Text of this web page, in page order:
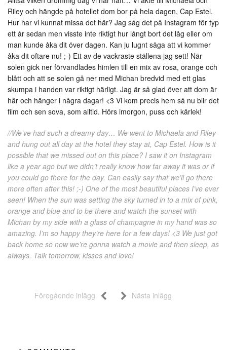
Riley och hängde på hotellet dom bor på hela dagen, Cap Estel.
Hur har vi kunnat missa det här? Jag såg det på Instagram för typ
ett år sedan men visste inte riktigt hur långt bort det låg eller om
man kunde åka dit över dagen. Kan ju lugnt säga att vi kommer
åka dit oftare nu! ;-) Ett av de vackraste ställena jag sett! När
solen gick ner förvandlades himlen till en mix av rosa, orange och
blått och att se solen gå ner med Michan bredvid med ett glas
skumpa i handen var riktigt härligt. Jag är så glad över att dom är
här och hänger i några dagar! <3 Vi kom precis hem så nu blir det
film och sen sova, som alltid. Hörs imorgon, puss och kärlek!
//We’ve had such a dreamy day… We went to Michaela and Riley
and hung out all day at the hotel they stay at, Cap Estel. How is it
possible that we missed out on this place? I saw it on Instagram
like a year ago but we didn’t really know how far away it was or if
you could go there for the day. Can easily say that we’ll go there
more often after this! ;-) One of the most beautiful places I’ve ever
seen! When the sun was setting the sky turned in to a mix of pink,
orange and blue and to be there and watch the sunset with
Michan by my side with a glass of champagne in my hand was so
amazing. I’m so happy they’re here for a few days! <3 We just got
back home so now we’re gonna watch a movie and then sleep, as
always. Talk tomorrow, kisses and love!
Föregående inlägg Nästa inlägg